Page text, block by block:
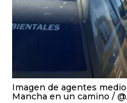
Imagen de agentes
Mancha en un camino